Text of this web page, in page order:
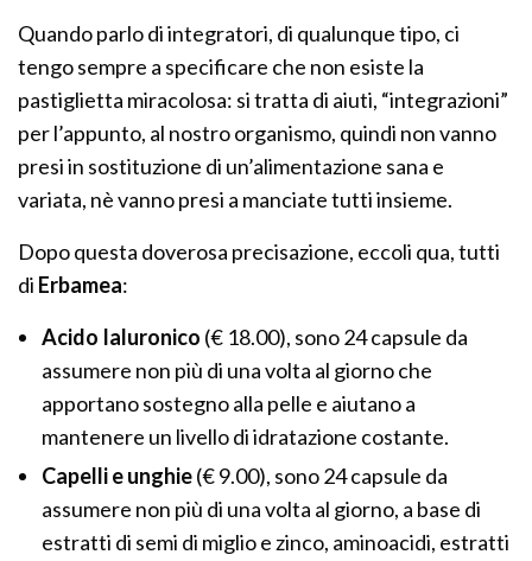
Quando parlo di integratori, di qualunque tipo, ci
tengo sempre a specificare che non esiste la
pastiglietta miracolosa: si tratta di aiuti, “integrazioni”
per l’appunto, al nostro organismo, quindi non vanno
presi in sostituzione di un’alimentazione sana e
variata, nè vanno presi a manciate tutti insieme.
Dopo questa doverosa precisazione, eccoli qua, tutti
di Erbamea:
Acido Ialuronico (€ 18.00), sono 24 capsule da
assumere non più di una volta al giorno che
apportano sostegno alla pelle e aiutano a
mantenere un livello di idratazione costante.
Capelli e unghie(€ 9.00), sono 24 capsule da
assumere non più di una volta al giorno, a base di
estratti di semi di miglio e zinco, aminoacidi, estratti